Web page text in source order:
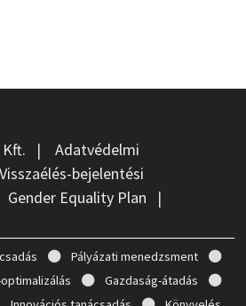
| Adatvédelmi
Visszaélés-bejelentési
Gender Equality Plan |
Pályázati menedzsment
Gazdaság-átadás